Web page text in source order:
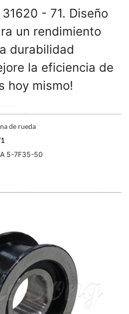
- 71. Diseño
un rendimiento
durabilidad
la eficiencia de
hoy mismo!
de rueda
5-7F35-50